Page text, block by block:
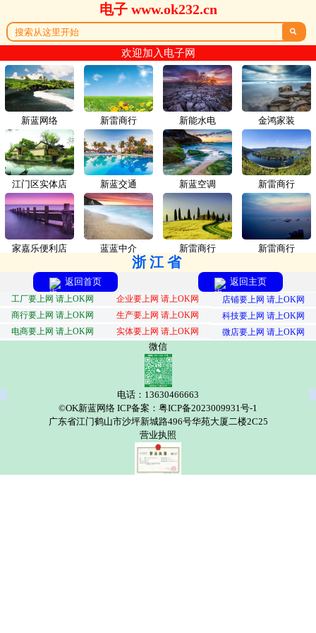
电子 www.ok232.cn

欢迎加入电子网
新蓝网络 新雷商行
江门区实体店 新蓝交通
家嘉乐便利店 蓝蓝中介
新能水电 金鸿家装
新蓝空调 新雷商行
新雷商行 新雷商行
浙江省
返回首页 返回主页
工厂要上网 请上OK网 企业要上网 请上OK网
店铺要上网 请上OK网
商行要上网 请上OK网
生产要上网 请上OK网
科技要上网 请上OK网
电商要上网 请上OK网
实体要上网 请上OK网 微店要上网 请上OK网
微信
电话：13630466663
©OK新蓝网络 ICP备案：粤ICP备2023009931号-1
广东省江门鹤山市沙坪新城路496号华苑大厦二楼2C25
营业执照